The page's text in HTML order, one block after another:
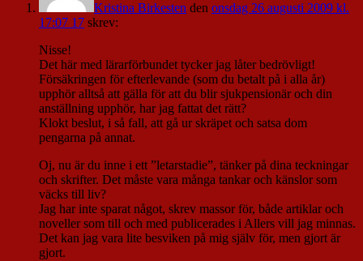
Kristina Birkesten den onsdag 26 augusti 2009 kl.
17:07 17 skrev:
Nisse!
Det här med lärarförbundet tycker jag låter bedrövligt!
Försäkringen för efterlevande (som du betalt på i alla år)
upphör alltså att gälla för att du blir sjukpensionär och din
anställning upphör, har jag fattat det rätt?
Klokt beslut, i så fall, att gå ur skräpet och satsa dom
pengarna på annat.
Oj, nu är du inne i ett ”letarstadie”, tänker på dina teckningar
och skrifter. Det måste vara många tankar och känslor som
väcks till liv?
Jag har inte sparat något, skrev massor för, både artiklar och
noveller som till och med publicerades i Allers vill jag minnas.
Det kan jag vara lite besviken på mig själv för, men gjort är
gjort.